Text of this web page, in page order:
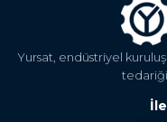
Yursat, endüstriyel